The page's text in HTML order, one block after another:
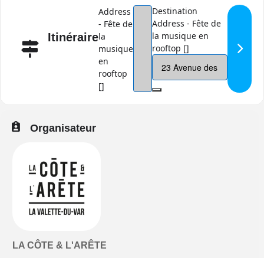
Itinéraire
Address
- Fête de
la
musique
en
rooftop
[]
Destination
Address - Fête de
la musique en
rooftop []
Organisateur
LA CÔTE & L'ARÊTE